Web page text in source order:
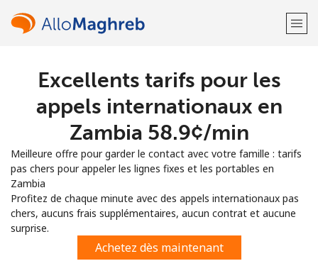
Bienvenue!
Vous avez déjà un compte?
S'enregistrer avec
ou
Excellents tarifs pour les
appels internationaux en
Zambia ⁦58.9¢⁩/min
Meilleure offre pour garder le contact avec votre famille : tarifs
pas chers pour appeler les lignes fixes et les portables en
Zambia
Profitez de chaque minute avec des appels internationaux pas
chers, aucuns frais supplémentaires, aucun contrat et aucune
surprise.
Achetez dès maintenant